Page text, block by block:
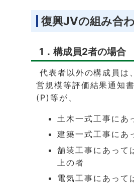
復興JVの組み合
1．構成員2者の場合
代表者以外の構成員は
営規模等評価結果通知
(P)等が、
土木一式工事にあ
建築一式工事にあ
舗装工事にあって
上の者
電気工事にあって